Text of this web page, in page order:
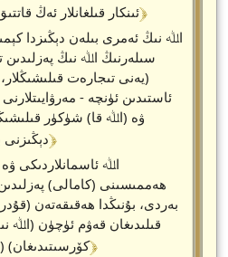
ئىنكار قىلغانلار ئەڭ﴾ 11 ﴿
اﷲ نىڭ ئەمرى بىلەن دېڭىزدا
سىلەرنىڭ اﷲ نىڭ پەزلىدىن
(يەنى تىجارەت
ئاستىدىن ئۈنچە -
ۋە (اﷲ قا) شۈكۈر
﴾ 12 ﴿
اﷲ ئاسمانلاردىكى
ھەممىسىنى (كامالى)
بەردى، بۇنىڭدا ھەقىقەتەن
قىلىدىغان قەۋم ئۈچۈن (اﷲ
كۆرسىتىدىغان)﴾ 13 ﴿